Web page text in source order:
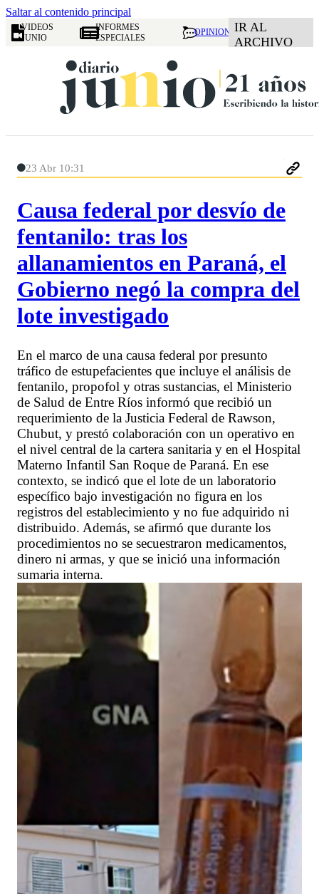
Saltar al contenido principal
VIDEOS
JUNIO
INFORMES
ESPECIALES
OPINION IR AL
ARCHIVO
23 Abr 10:31
Causa federal por desvío de
fentanilo: tras los
allanamientos en Paraná, el
Gobierno negó la compra del
lote investigado
En el marco de una causa federal por presunto
tráfico de estupefacientes que incluye el análisis de
fentanilo, propofol y otras sustancias, el Ministerio
de Salud de Entre Ríos informó que recibió un
requerimiento de la Justicia Federal de Rawson,
Chubut, y prestó colaboración con un operativo en
el nivel central de la cartera sanitaria y en el Hospital
Materno Infantil San Roque de Paraná. En ese
contexto, se indicó que el lote de un laboratorio
específico bajo investigación no figura en los
registros del establecimiento y no fue adquirido ni
distribuido. Además, se afirmó que durante los
procedimientos no se secuestraron medicamentos,
dinero ni armas, y que se inició una información
sumaria interna.